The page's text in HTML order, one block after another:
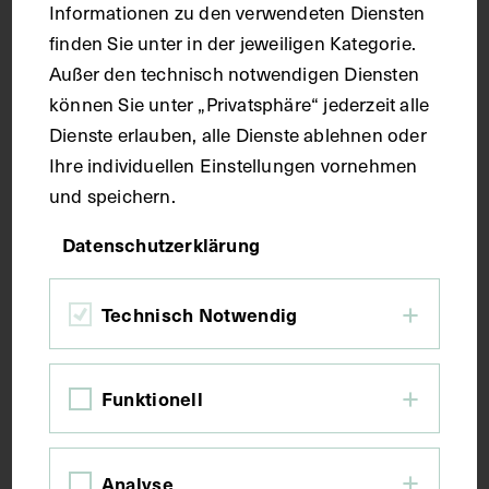
Handschrift
Maße
Kurzbeschreibung
Der Text ist die ergänzende Beschreibung in
deutscher Sprache zum anatomischen Wachsmodell
Schlagwörter
Informationen zu den verwendeten Diensten
finden Sie unter in der jeweiligen Kategorie.
Außer den technisch notwendigen Diensten
können Sie unter „Privatsphäre“ jederzeit alle
Dienste erlauben, alle Dienste ablehnen oder
Ihre individuellen Einstellungen vornehmen
und speichern.
Datenschutzerklärung
Technisch Notwendig
Funktionell
Analyse